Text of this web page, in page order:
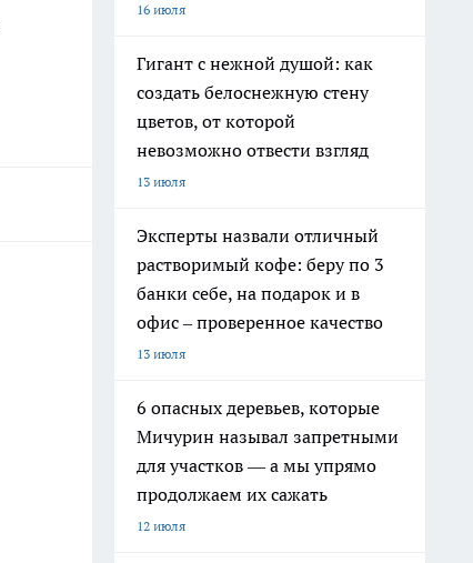
16 июля
Гигант с нежной душой: как
создать белоснежную стену
цветов, от которой
невозможно отвести взгляд
13 июля
Эксперты назвали отличный
растворимый кофе: беру по 3
банки себе, на подарок и в
офис – проверенное качество
13 июля
6 опасных деревьев, которые
Мичурин называл запретными
для участков — а мы упрямо
продолжаем их сажать
12 июля